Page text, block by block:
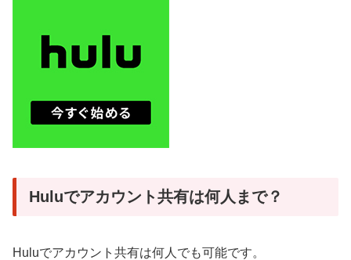
Huluでアカウント共有は何人まで？
Huluでアカウント共有は何人でも可能です。